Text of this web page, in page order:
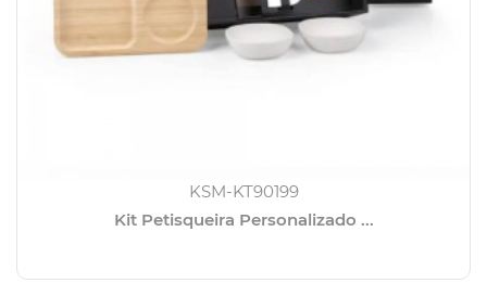
KSM-KT90199
Kit Petisqueira Personalizado ...